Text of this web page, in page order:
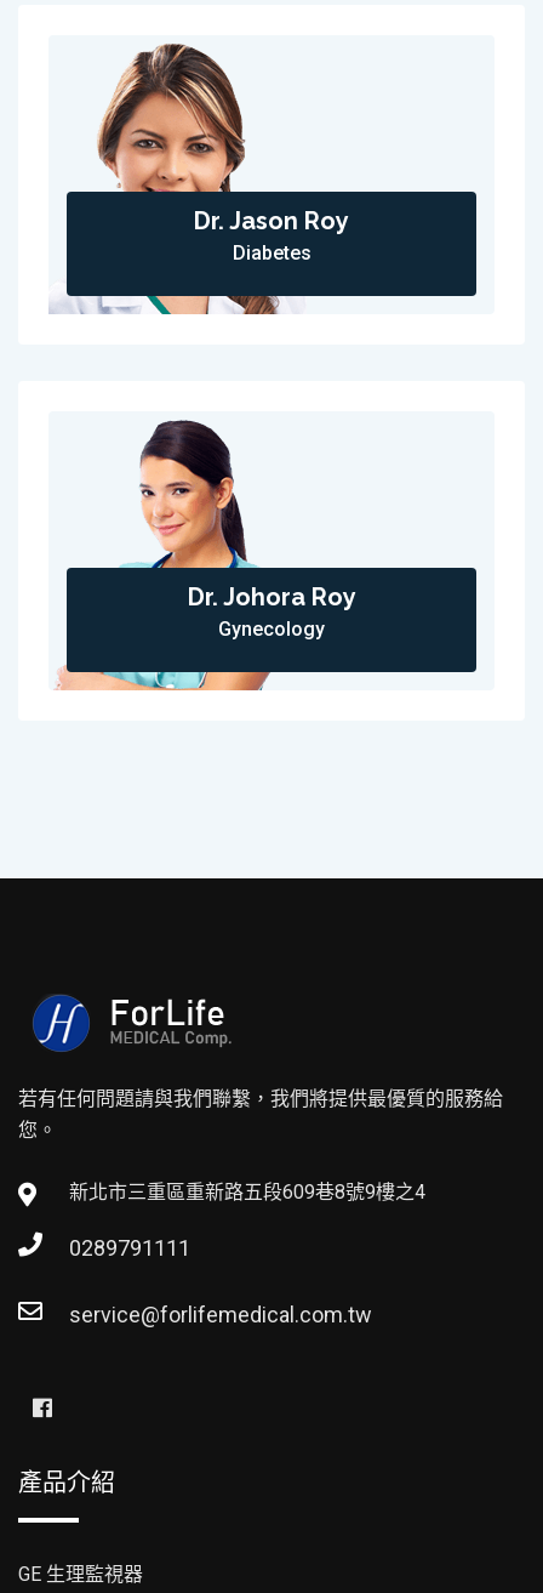
Dr. Jason Roy
Diabetes
Dr. Johora Roy
Gynecology
若有任何問題請與我們聯繫，我們將提供最優質的服務給
您。
新北市三重區重新路五段609巷8號9樓之4
0289791111
service@forlifemedical.com.tw
產品介紹
GE 生理監視器